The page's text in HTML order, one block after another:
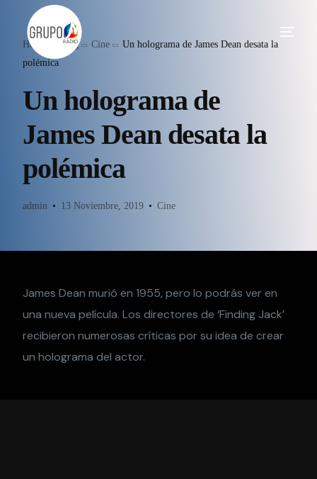
Home Blog Cine
Un holograma de James Dean desata la
polémica
Un holograma de
James Dean desata la
polémica
admin 13 Noviembre, 2019 Cine
James Dean murió en 1955, pero lo podrás ver en
una nueva película. Los directores de ‘Finding Jack’
recibieron numerosas críticas por su idea de crear
un holograma del actor.